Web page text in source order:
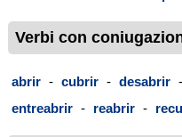
Verbi con
abrir - cubrir - desabrir -
entreabrir - reabrir -